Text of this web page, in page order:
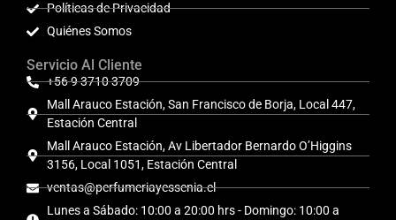
Políticas de Privacidad
Quiénes Somos
Servicio Al Cliente
+56 9 3710 3709
Mall Arauco Estación, San Francisco de Borja, Local 447,
Estación Central
Mall Arauco Estación, Av Libertador Bernardo O’Higgins
3156, Local 1051, Estación Central
ventas@perfumeriayessenia.cl
Lunes a Sábado: 10:00 a 20:00 hrs - Domingo: 10:00 a